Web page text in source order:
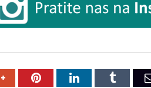
Google+PinterestLinkedInTumblr